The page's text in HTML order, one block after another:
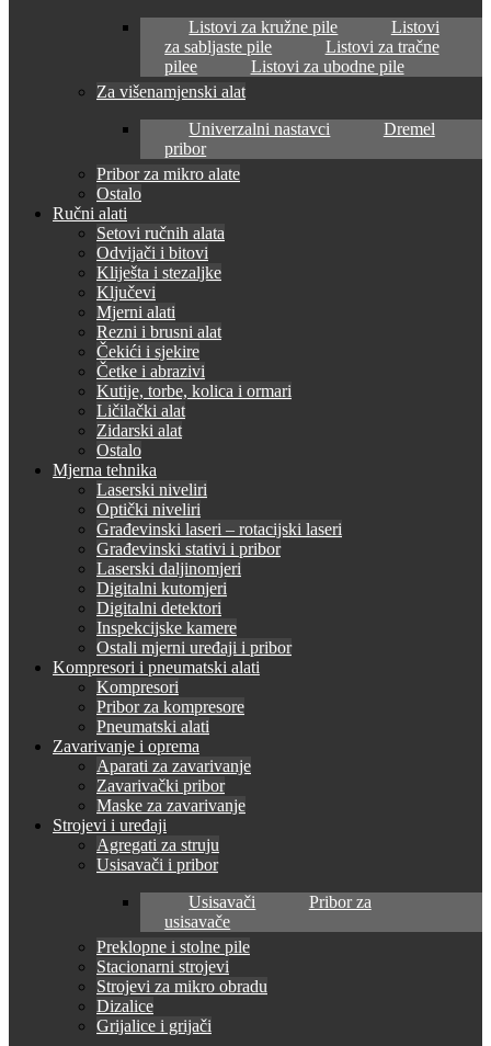
Listovi za kružne pile
Listovi
za sabljaste pile
Listovi za tračne
pilee
Listovi za ubodne pile
Za višenamjenski alat
Univerzalni nastavci
Dremel
pribor
Pribor za mikro alate
Ostalo
Ručni alati
Setovi ručnih alata
Odvijači i bitovi
Kliješta i stezaljke
Ključevi
Mjerni alati
Rezni i brusni alat
Čekići i sjekire
Četke i abrazivi
Kutije, torbe, kolica i ormari
Ličilački alat
Zidarski alat
Ostalo
Mjerna tehnika
Laserski niveliri
Optički niveliri
Građevinski laseri – rotacijski laseri
Građevinski stativi i pribor
Laserski daljinomjeri
Digitalni kutomjeri
Digitalni detektori
Inspekcijske kamere
Ostali mjerni uređaji i pribor
Kompresori i pneumatski alati
Kompresori
Pribor za kompresore
Pneumatski alati
Zavarivanje i oprema
Aparati za zavarivanje
Zavarivački pribor
Maske za zavarivanje
Strojevi i uređaji
Agregati za struju
Usisavači i pribor
Usisavači
Pribor za
usisavače
Preklopne i stolne pile
Stacionarni strojevi
Strojevi za mikro obradu
Dizalice
Grijalice i grijači